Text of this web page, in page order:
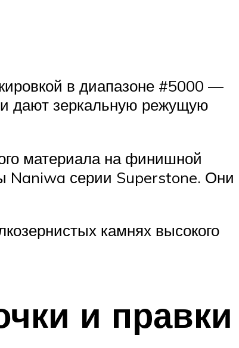
в диапазоне #5000 —
дают зеркальную режущую
материала на финишной
Naniwa серии Superstone. Они
камнях высокого
и правки